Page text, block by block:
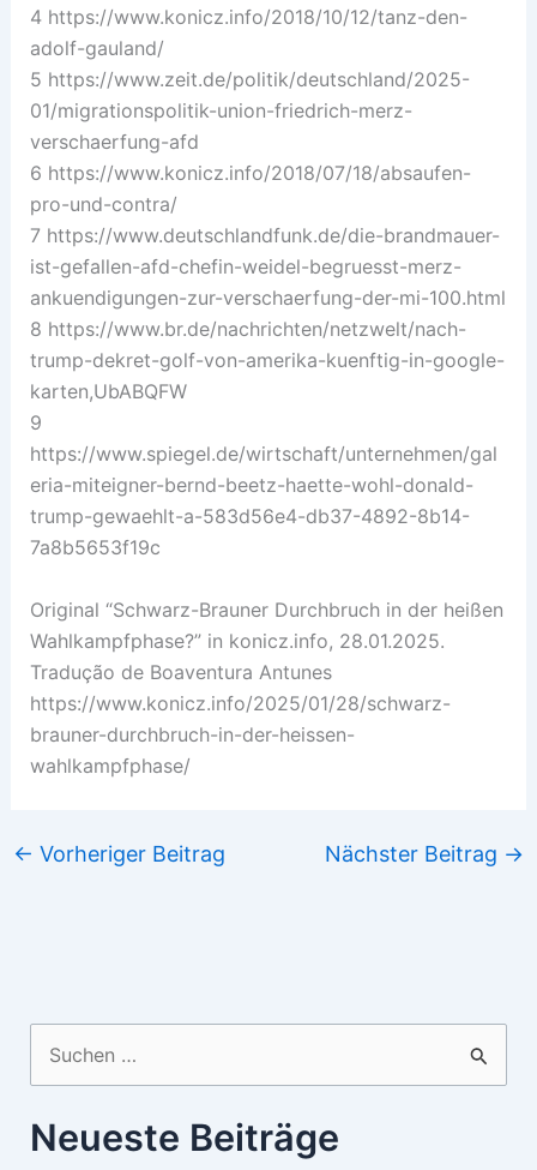
4 https://www.konicz.info/2018/10/12/tanz-den-
adolf-gauland/
5 https://www.zeit.de/politik/deutschland/2025-
01/migrationspolitik-union-friedrich-merz-
verschaerfung-afd
6 https://www.konicz.info/2018/07/18/absaufen-
pro-und-contra/
7 https://www.deutschlandfunk.de/die-brandmauer-
ist-gefallen-afd-chefin-weidel-begruesst-merz-
ankuendigungen-zur-verschaerfung-der-mi-100.html
8 https://www.br.de/nachrichten/netzwelt/nach-
trump-dekret-golf-von-amerika-kuenftig-in-google-
karten,UbABQFW
9
https://www.spiegel.de/wirtschaft/unternehmen/gal
eria-miteigner-bernd-beetz-haette-wohl-donald-
trump-gewaehlt-a-583d56e4-db37-4892-8b14-
7a8b5653f19c
Original “Schwarz-Brauner Durchbruch in der heißen
Wahlkampfphase?” in konicz.info, 28.01.2025.
Tradução de Boaventura Antunes
https://www.konicz.info/2025/01/28/schwarz-
brauner-durchbruch-in-der-heissen-
wahlkampfphase/
← Vorheriger Beitrag Nächster Beitrag →
nach:
Neueste Beiträge